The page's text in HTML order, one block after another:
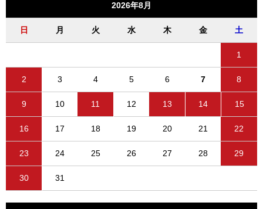
2026年8月
日 月 火 水 木 金 土
1
2 3 4 5 6 7 8
9 10 11 12 13 14 15
16 17 18 19 20 21 22
23 24 25 26 27 28 29
30 31